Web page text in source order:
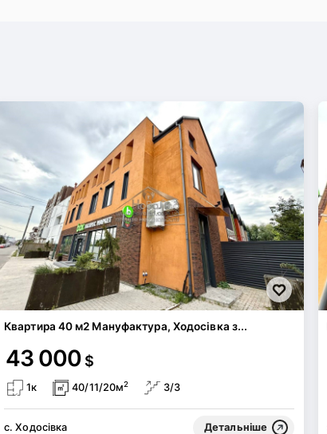
Квартира 40 м2 Мануфактура, Ходосівка з...
43 000 $
1к 40/11/20м2 3/3
с. Ходосівка Детальніше